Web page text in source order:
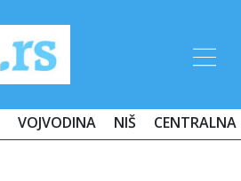
VOJVODINA NIŠ CENTRALNA